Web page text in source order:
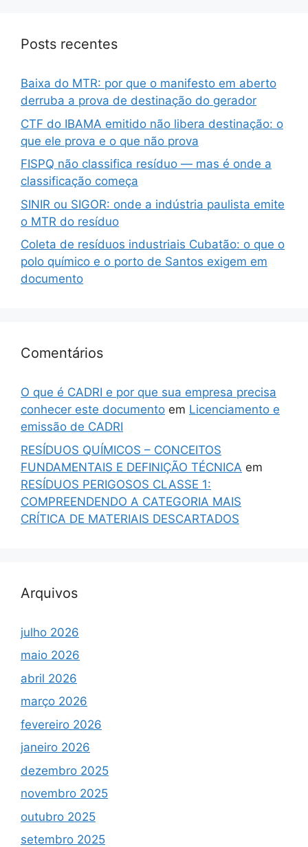
Posts recentes
Baixa do MTR: por que o manifesto em aberto
derruba a prova de destinação do gerador
CTF do IBAMA emitido não libera destinação: o
que ele prova e o que não prova
FISPQ não classifica resíduo — mas é onde a
classificação começa
SINIR ou SIGOR: onde a indústria paulista emite
o MTR do resíduo
Coleta de resíduos industriais Cubatão: o que o
polo químico e o porto de Santos exigem em
documento
Comentários
O que é CADRI e por que sua empresa precisa
conhecer este documento em Licenciamento e
emissão de CADRI
RESÍDUOS QUÍMICOS – CONCEITOS
FUNDAMENTAIS E DEFINIÇÃO TÉCNICA em
RESÍDUOS PERIGOSOS CLASSE 1:
COMPREENDENDO A CATEGORIA MAIS
CRÍTICA DE MATERIAIS DESCARTADOS
Arquivos
julho 2026
maio 2026
abril 2026
março 2026
fevereiro 2026
janeiro 2026
dezembro 2025
novembro 2025
outubro 2025
setembro 2025